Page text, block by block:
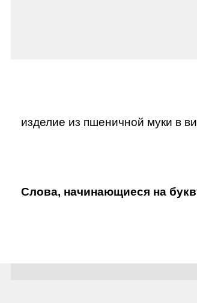
изделие из пшеничной муки в
Слова, начинающиеся на